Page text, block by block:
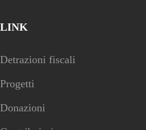
LINK
Detrazioni fiscali
Progetti
Donazioni